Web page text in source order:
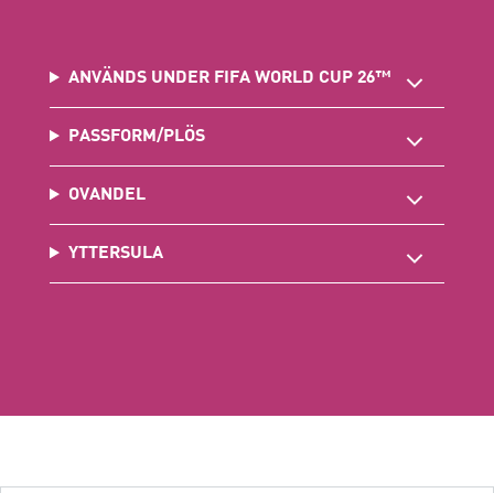
ANVÄNDS UNDER FIFA WORLD CUP 26™
PASSFORM/PLÖS
OVANDEL
YTTERSULA